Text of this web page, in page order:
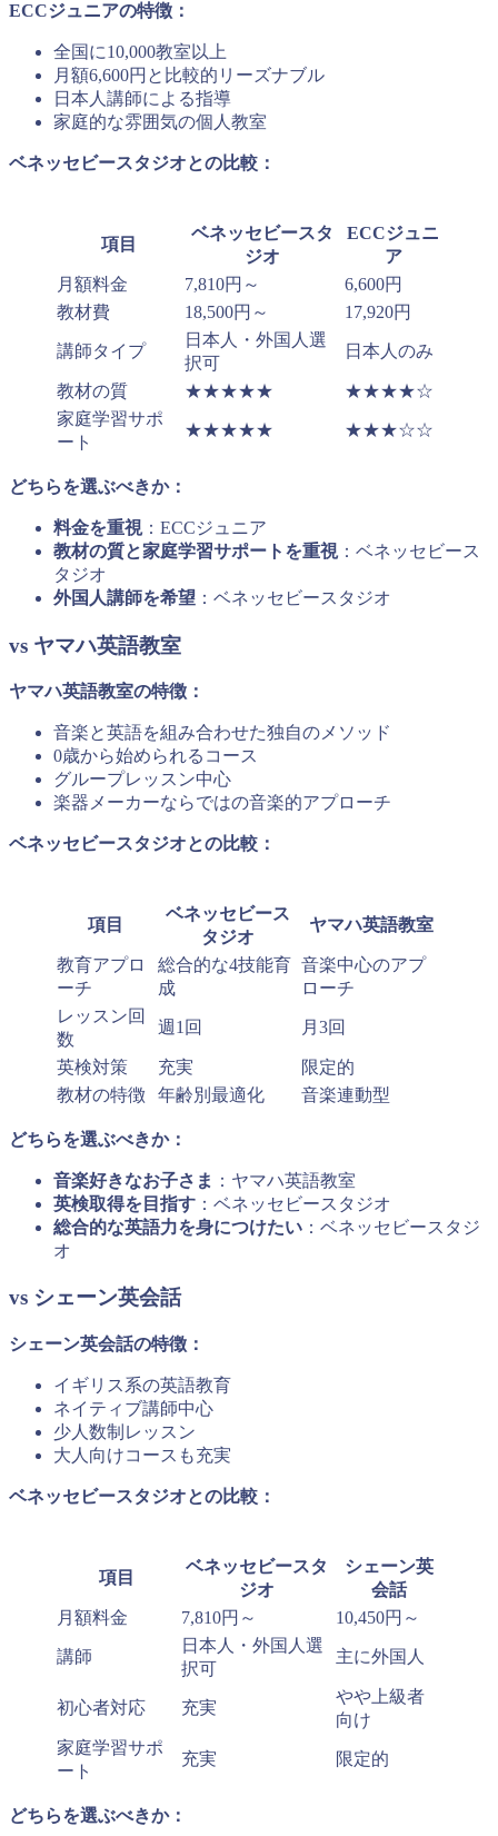
ECCジュニアの特徴：
全国に10,000教室以上
月額6,600円と比較的リーズナブル
日本人講師による指導
家庭的な雰囲気の個人教室
ベネッセビースタジオとの比較：
項目
ベネッセビースタ
ジオ
ECCジュニ
ア
月額料金
7,810円～
6,600円
教材費
18,500円～ 17,920円
講師タイプ
日本人・外国人選
択可
日本人のみ
教材の質 ★★★★★
★★★★☆
家庭学習サポ
ート
★★★★★ ★★★☆☆
どちらを選ぶべきか：
料金を重視 ：ECCジュニア
教材の質と家庭学習サポートを重視 ：ベネッセビース
タジオ
外国人講師を希望 ：ベネッセビースタジオ
vs ヤマハ英語教室
ヤマハ英語教室の特徴：
音楽と英語を組み合わせた独自のメソッド
0歳から始められるコース
グループレッスン中心
楽器メーカーならではの音楽的アプローチ
ベネッセビースタジオとの比較：
項目
ベネッセビース
タジオ
ヤマハ英語教室
教育アプロ
ーチ
総合的な4技能育
成
音楽中心のアプ
ローチ
レッスン回
数
週1回 月3回
英検対策 充実
限定的
教材の特徴
年齢別最適化 音楽連動型
どちらを選ぶべきか：
音楽好きなお子さま ：ヤマハ英語教室
英検取得を目指す ：ベネッセビースタジオ
総合的な英語力を身につけたい ：ベネッセビースタジ
オ
vs シェーン英会話
シェーン英会話の特徴：
イギリス系の英語教育
ネイティブ講師中心
少人数制レッスン
大人向けコースも充実
ベネッセビースタジオとの比較：
項目
ベネッセビースタ
ジオ
シェーン英
会話
月額料金
7,810円～ 10,450円～
講師
日本人・外国人選
択可
主に外国人
初心者対応 充実
やや上級者
向け
家庭学習サポ
ート
充実 限定的
どちらを選ぶべきか：